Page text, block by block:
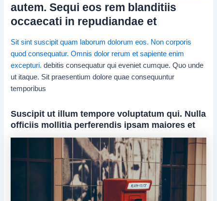
autem. Sequi eos rem blanditiis
occaecati in repudiandae et
Sit sint suscipit quam laborum dolorum eos. Non corporis
quod consequatur. Omnis dolor rerum et sapiente enim
excepturi. debitis consequatur qui eveniet cumque. Quo unde
ut itaque. Sit praesentium dolore quae consequuntur
temporibus
Suscipit ut illum tempore voluptatum qui. Nulla
officiis mollitia perferendis ipsam maiores et